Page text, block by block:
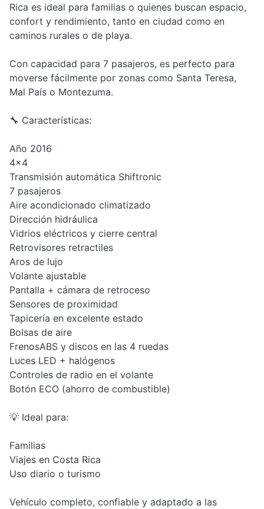
Rica es ideal para familias o quienes buscan espacio,
confort y rendimiento, tanto en ciudad como en
caminos rurales o de playa.
Con capacidad para 7 pasajeros, es perfecto para
moverse fácilmente por zonas como Santa Teresa,
Mal País o Montezuma.
🔧 Características:
Año 2016
4x4
Transmisión automática Shiftronic
7 pasajeros
Aire acondicionado climatizado
Dirección hidráulica
Vidrios eléctricos y cierre central
Retrovisores retractiles
Aros de lujo
Volante ajustable
Pantalla + cámara de retroceso
Sensores de proximidad
Tapicería en excelente estado
Bolsas de aire
FrenosABS y discos en las 4 ruedas
Luces LED + halógenos
Controles de radio en el volante
Botón ECO (ahorro de combustible)
💡 Ideal para:
Familias
Viajes en Costa Rica
Uso diario o turismo
Vehículo completo, confiable y adaptado a las